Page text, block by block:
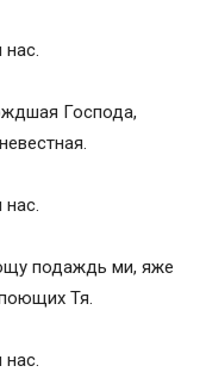
нас.
Господа,
нас.
подaждь ми, яже
Тя.
нас.